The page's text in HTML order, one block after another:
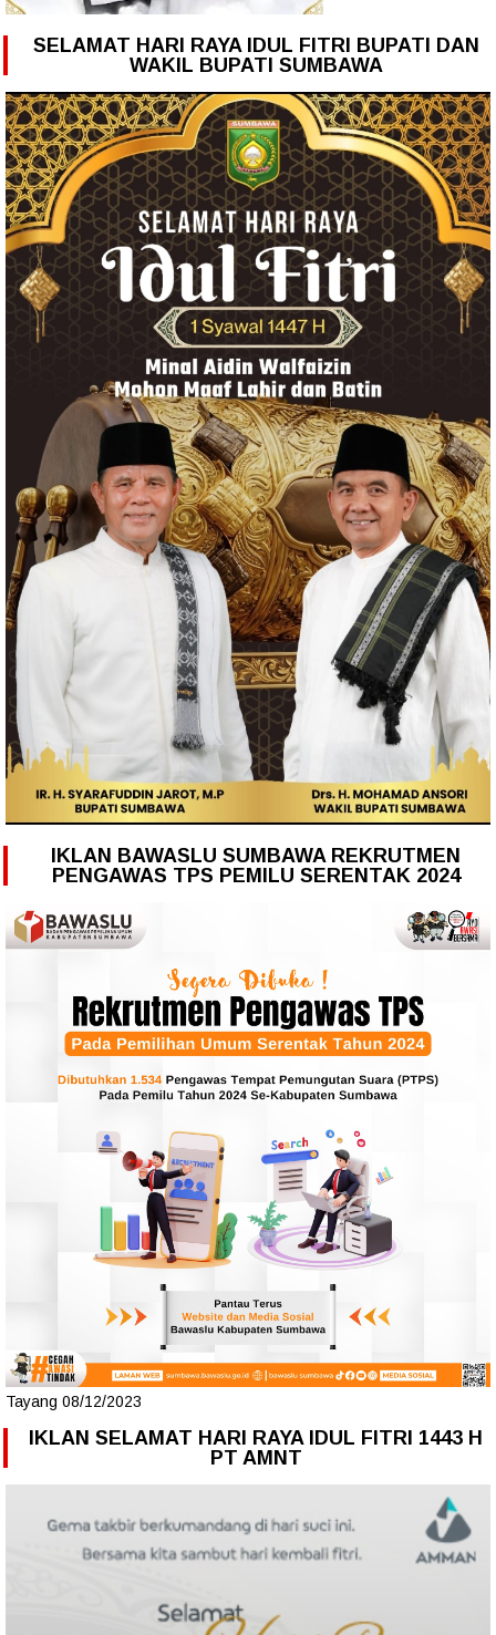
SELAMAT HARI RAYA IDUL FITRI BUPATI DAN
WAKIL BUPATI SUMBAWA
IKLAN BAWASLU SUMBAWA REKRUTMEN
PENGAWAS TPS PEMILU SERENTAK 2024
Tayang 08/12/2023
IKLAN SELAMAT HARI RAYA IDUL FITRI 1443 H
PT AMNT